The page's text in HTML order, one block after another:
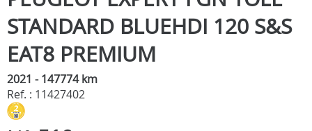
STANDARD BLUEHDI 120 S&S
EAT8 PREMIUM
2021 - 147774 km
Ref. : 11427402